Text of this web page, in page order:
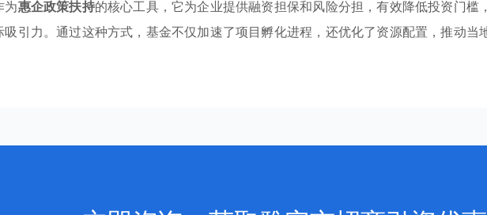
为惠企政策扶持的核心工具，它为企业提供融资担保和风险分担，有效降低投资门槛，
吸引力。通过这种方式，基金不仅加速了项目孵化进程，还优化了资源配置，推动当